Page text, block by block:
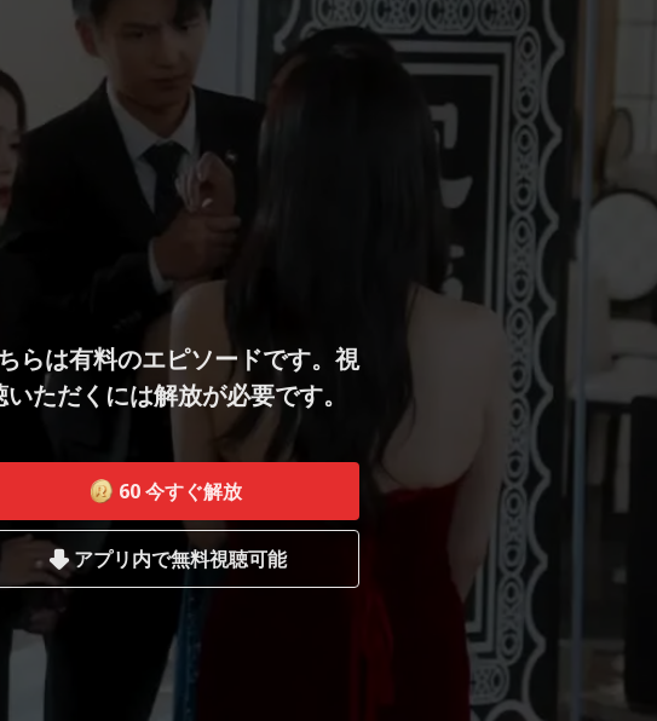
らは有料のエピソードです。視
いただくには解放が必要です。
60 今すぐ解放
アプリ内で無料視聴可能